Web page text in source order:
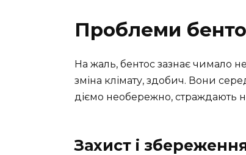
Проблеми
На жаль, бентос зазнає чимало
зміна клімату, здобич. Вони
діємо необережно, страждають
Захист і